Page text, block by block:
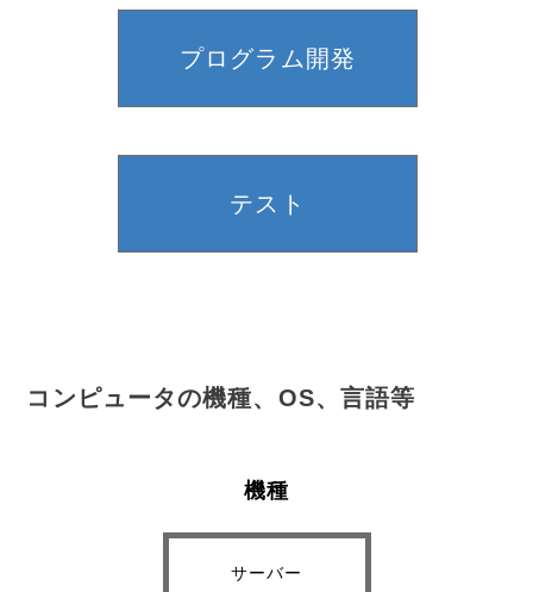
プログラム開発
テスト
コンピュータの機種、OS、言語等
機種
サーバー